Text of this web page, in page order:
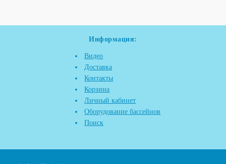
Информация:
Видео
Доставка
Контакты
Корзина
Личный кабинет
Оборудование бассейнов
Поиск